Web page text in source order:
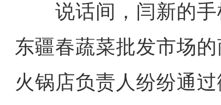
说话间，闫新的
东疆春蔬菜批发市场
火锅店负责人纷纷通